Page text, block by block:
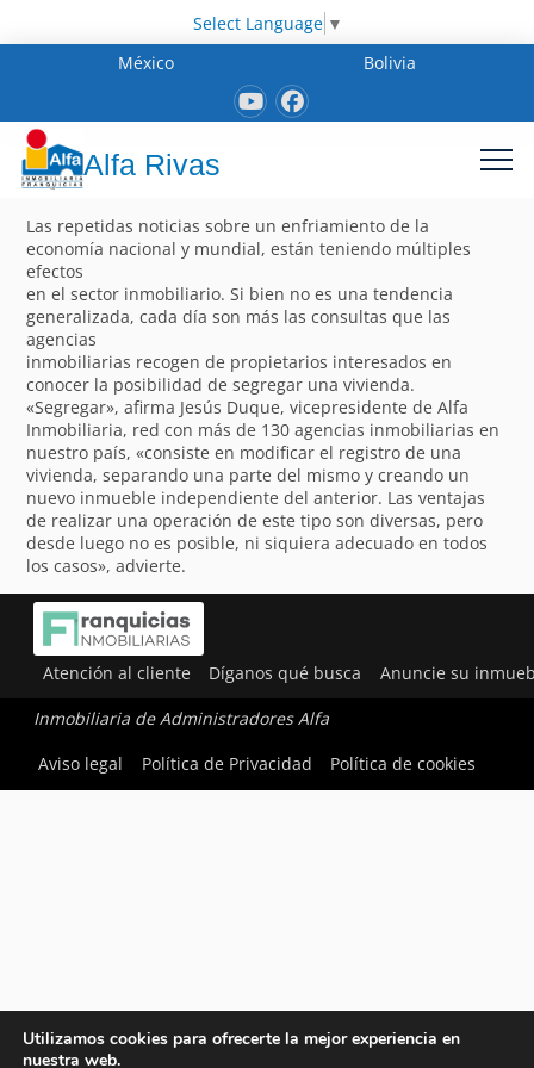
Select Language ▼
México
Bolivia
Alfa Rivas
Las repetidas noticias sobre un enfriamiento de la
economía nacional y mundial, están teniendo múltiples
efectos
en el sector inmobiliario. Si bien no es una tendencia
generalizada, cada día son más las consultas que las
agencias
inmobiliarias recogen de propietarios interesados en
conocer la posibilidad de segregar una vivienda.
«Segregar», afirma Jesús Duque, vicepresidente de Alfa
Inmobiliaria, red con más de 130 agencias inmobiliarias en
nuestro país, «consiste en modificar el registro de una
vivienda, separando una parte del mismo y creando un
nuevo inmueble independiente del anterior. Las ventajas
de realizar una operación de este tipo son diversas, pero
desde luego no es posible, ni siquiera adecuado en todos
los casos», advierte.
Atención al cliente Díganos qué busca Anuncie su
Inmobiliaria de Administradores Alfa
Aviso legal
Política de Privacidad Política de cookies
Utilizamos cookies para ofrecerte la mejor experiencia en
nuestra web.